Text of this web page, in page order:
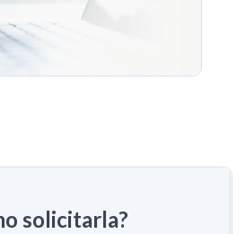
solicitarla?